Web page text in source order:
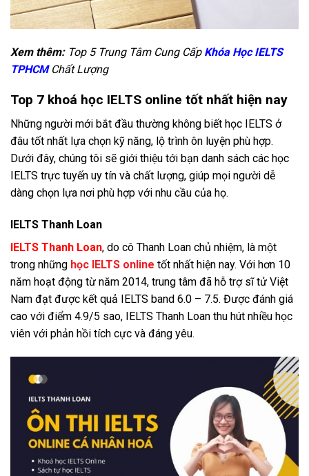
Xem thêm:Top 5 Trung Tâm Cung Cấp Khóa Học IELTS
TPHCM Chất Lượng
Top 7 khoá học IELTS online tốt nhất hiện nay
Những người mới bắt đầu thường không biết học IELTS ở
đâu tốt nhất lựa chọn kỹ năng, lộ trình ôn luyện phù hợp.
Dưới đây, chúng tôi sẽ giới thiệu tới bạn danh sách các học
IELTS trực tuyến uy tín và chất lượng, giúp mọi người dễ
dàng chọn lựa nơi phù hợp với nhu cầu của họ.
IELTS Thanh Loan
IELTS Thanh Loan, do cô Thanh Loan chủ nhiệm, là một
trong những học IELTS online tốt nhất hiện nay. Với hơn 10
năm hoạt động từ năm 2014, trung tâm đã hỗ trợ sĩ tử Việt
Nam đạt được kết quả IELTS band 6.0 – 7.5. Được đánh giá
cao với điểm 4.9/5 sao, IELTS Thanh Loan thu hút nhiều học
viên với phản hồi tích cực và đáng yêu.